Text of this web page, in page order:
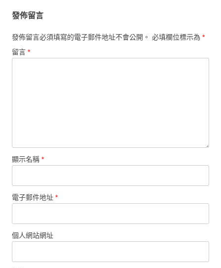
發佈留言
發佈留言必須填寫的電子郵件地址不會公開。 必填欄位標示為 *
留言 *
顯示名稱 *
電子郵件地址 *
個人網站網址